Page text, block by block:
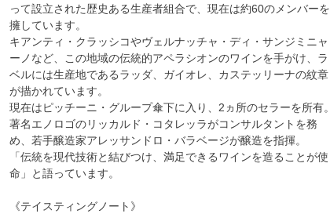
って設立された歴史ある生産者組合で、現在は約60のメンバーを
擁しています。
キアンティ・クラッシコやヴェルナッチャ・ディ・サンジミニャ
ーノなど、この地域の伝統的アペラシオンのワインを手がけ、ラ
ベルには生産地であるラッダ、ガイオレ、カステッリーナの紋章
が描かれています。
現在はピッチーニ・グループ傘下に入り、2ヵ所のセラーを所有。
著名エノロゴのリッカルド・コタレッラがコンサルタントを務
め、若手醸造家アレッサンドロ・バラベージが醸造を指揮。
「伝統を現代技術と結びつけ、満足できるワインを造ることが使
命」と語っています。
《テイスティングノート》